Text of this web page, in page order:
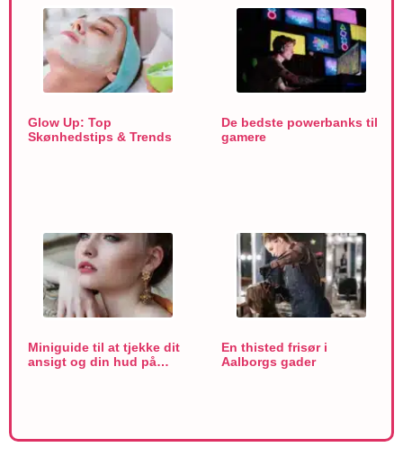
Glow Up: Top
Skønhedstips & Trends
De bedste powerbanks til
gamere
Miniguide til at tjekke dit
ansigt og din hud på…
En thisted frisør i
Aalborgs gader